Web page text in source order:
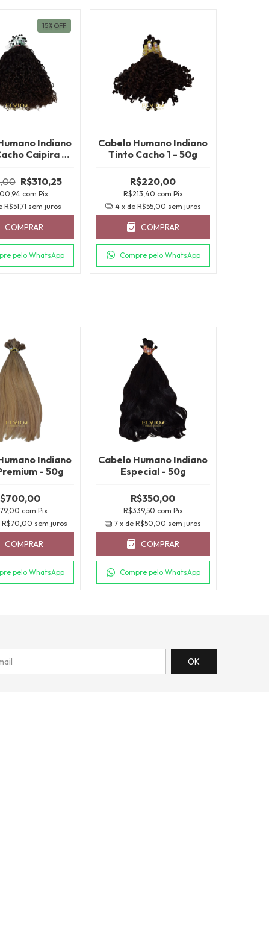
15% OFF
Indiano
Caipira -
R$310,25
com Pix
R$51,71 sem juros
COMPRAR
pelo WhatsApp
Cabelo Humano Indiano
Tinto Cacho 1 - 50g
R$220,00
R$213,40 com Pix
4 x de R$55,00 sem juros
COMPRAR
Compre pelo WhatsApp
Indiano
- 50g
com Pix
R$70,00 sem juros
COMPRAR
pelo WhatsApp
Cabelo Humano Indiano
Especial - 50g
R$350,00
R$339,50 com Pix
7 x deR$50,00 sem juros
COMPRAR
Compre pelo WhatsApp